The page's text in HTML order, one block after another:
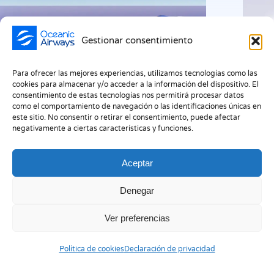
Gestionar consentimiento
Para ofrecer las mejores experiencias, utilizamos tecnologías como las
cookies para almacenar y/o acceder a la información del dispositivo. El
consentimiento de estas tecnologías nos permitirá procesar datos
como el comportamiento de navegación o las identificaciones únicas en
este sitio. No consentir o retirar el consentimiento, puede afectar
negativamente a ciertas características y funciones.
Aceptar
Denegar
Ver preferencias
Política de cookiesDeclaración de privacidad
Oceanic Airways presenta su flota Fokker
con nuevas liveries para MSFS 2020 y
2024
Sala de prensa/23 de julio de 2026
SP1
Sala